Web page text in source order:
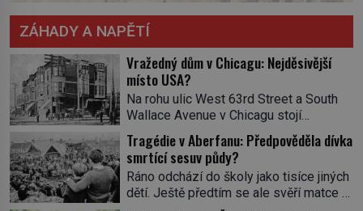
ZÁHADY A NAPĚTÍ
Vražedný dům v Chicagu: Nejděsivější
místo USA?
Na rohu ulic West 63rd Street a South
Wallace Avenue v Chicagu stojí
nenápadná pošta. Nemá žádný speciální
nápis ani pamětní desku. A přesto prý
místní zaměstnanci neradi chodí do
sklepa. Právě tady totiž sídlil sériový
vrah H. H. Holmes a také
Tragédie v Aberfanu: Předpověděla dívka
smrtící sesuv půdy?
Ráno odchází do školy jako tisíce jiných
dětí. Ještě předtím se ale svěří matce s